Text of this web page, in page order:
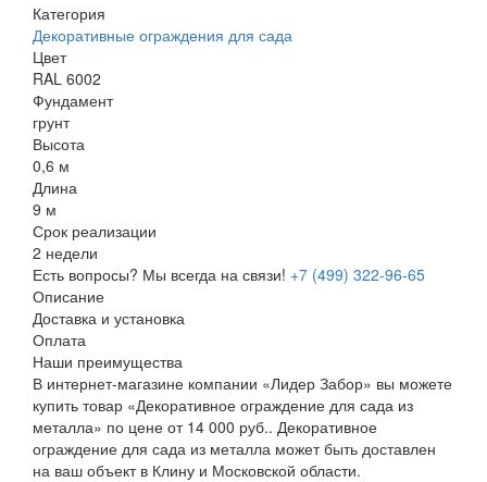
Категория
Декоративные ограждения для сада
Цвет
RAL 6002
Фундамент
грунт
Высота
0,6 м
Длина
9 м
Срок реализации
2 недели
Есть вопросы? Мы всегда на связи! +7 (499) 322-96-65
Описание
Доставка и установка
Оплата
Наши преимущества
В интернет-магазине компании «Лидер Забор» вы можете
купить товар «Декоративное ограждение для сада из
металла» по цене от 14 000 руб.. Декоративное
ограждение для сада из металла может быть доставлен
на ваш объект в Клину и Московской области.